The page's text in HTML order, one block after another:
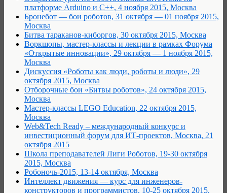
платформе Arduino и С++, 4 ноября 2015, Москва
Бронебот — бои роботов, 31 октября — 01 ноября 2015,
Москва
Битва тараканов-киборгов, 30 октября 2015, Москва
Воркшопы, мастер-классы и лекции в рамках Форума
«Открытые инновации», 29 октября — 1 ноября 2015,
Москва
Дискуссия «Роботы как люди, роботы и люди», 29
октября 2015, Москва
Отборочные бои «Битвы роботов», 24 октября 2015,
Москва
Мастер-классы LEGO Education, 22 октября 2015,
Москва
Web&Tech Ready – международный конкурс и
инвестиционный форум для ИТ-проектов, Москва, 21
октября 2015
Школа преподавателей Лиги Роботов, 19-30 октября
2015, Москва
Робоночь-2015, 13-14 октября, Москва
Интеллект движения — курс для инженеров-
конструкторов и программистов, 10-25 октября 2015,